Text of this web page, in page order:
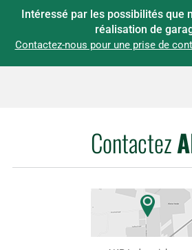
Intéressé par les possibilités que
réalisation de
Contactez-nous pour une prise de
Contactez